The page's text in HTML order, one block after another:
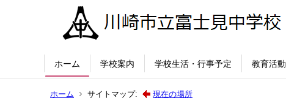
ホーム 学校案内 学校生活・行事予定 教育活動
ホーム サイトマップ: 現在の場所